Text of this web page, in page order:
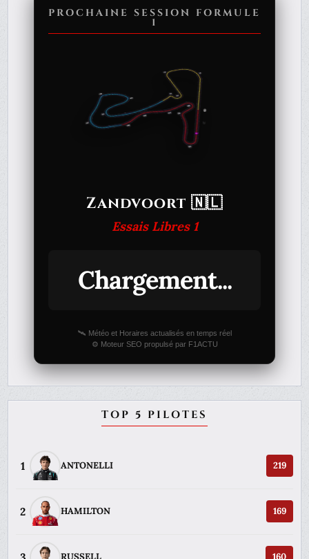
PROCHAINE SESSION FORMULE
1
Zandvoort 🇳🇱
Essais Libres 1
Chargement...
🛰️ Météo et Horaires actualisés en temps réel
⚙️ Moteur SEO propulsé par F1ACTU
TOP 5 PILOTES
1 ANTONELLI 219
2 HAMILTON 169
RUSSELL 160